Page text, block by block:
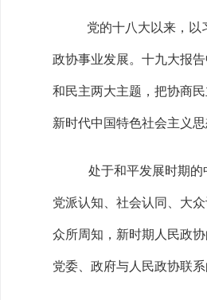
党的十八大以来，以
政协事业发展。十九大报
和民主两大主题，把协商
新时代中国特色社会主义
处于和平发展时期
党派认知、社会认同、大
众所周知，新时期 人民政
党委、政府与人民政协联